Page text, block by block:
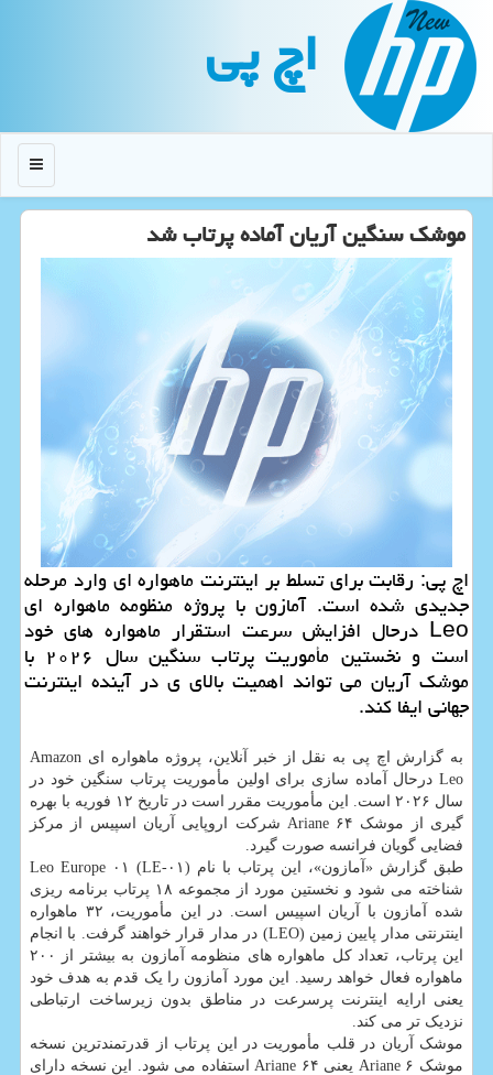
اچ پی
منو
موشک سنگین آریان آماده پرتاب شد
اچ پی: رقابت برای تسلط بر اینترنت ماهواره ای وارد مرحله
جدیدی شده است. آمازون با پروژه منظومه ماهواره ای
Leo درحال افزایش سرعت استقرار ماهواره های خود
است و نخستین مأموریت پرتاب سنگین سال ۲۰۲۶ با
موشک آریان می تواند اهمیت بالای ی در آینده اینترنت
جهانی ایفا کند.
به گزارش اچ پی به نقل از خبر آنلاین، پروژه ماهواره ای Amazon
Leo درحال آماده سازی برای اولین مأموریت پرتاب سنگین خود در
سال ۲۰۲۶ است. این مأموریت مقرر است در تاریخ ۱۲ فوریه با بهره
گیری از موشک Ariane ۶۴ شرکت اروپایی آریان اسپیس از مرکز
فضایی گویان فرانسه صورت گیرد.
طبق گزارش «آمازون»، این پرتاب با نام Leo Europe ۰۱ (LE-۰۱)
شناخته می شود و نخستین مورد از مجموعه ۱۸ پرتاب برنامه ریزی
شده آمازون با آریان اسپیس است. در این مأموریت، ۳۲ ماهواره
اینترنتی مدار پایین زمین (LEO) در مدار قرار خواهند گرفت. با انجام
این پرتاب، تعداد کل ماهواره های منظومه آمازون به بیشتر از ۲۰۰
ماهواره فعال خواهد رسید. این مورد آمازون را یک قدم به هدف خود
یعنی ارایه اینترنت پرسرعت در مناطق بدون زیرساخت ارتباطی
نزدیک تر می کند.
موشک آریان در قلب مأموریت در این پرتاب از قدرتمندترین نسخه
موشک Ariane ۶ یعنی Ariane ۶۴ استفاده می شود. این نسخه دارای